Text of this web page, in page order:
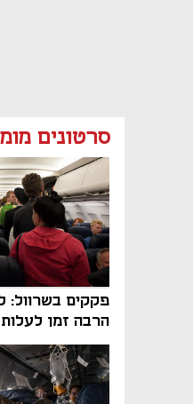
סרטונים
פקקים בשרוול:
הרבה זמן